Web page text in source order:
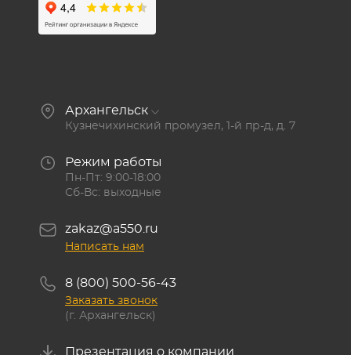
Архангельск
Кузнечихинский промузел, 1-й пр-д, д. 7
Режим работы
Пн-Пт: 9:00-18:00
Сб-Вс: выходные
zakaz@a550.ru
Написать нам
8 (800) 500-56-43
Заказать звонок
(г. Архангельск)
Презентация о компании